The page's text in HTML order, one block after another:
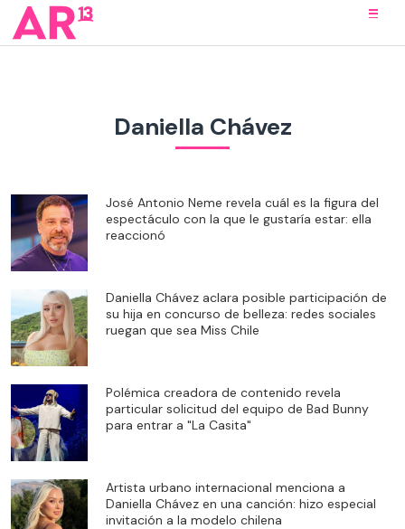
Daniella Chávez
José Antonio Neme revela cuál es la figura del
espectáculo con la que le gustaría estar: ella
reaccionó
Daniella Chávez aclara posible participación de
su hija en concurso de belleza: redes sociales
ruegan que sea Miss Chile
Polémica creadora de contenido revela
particular solicitud del equipo de Bad Bunny
para entrar a "La Casita"
Artista urbano internacional menciona a
Daniella Chávez en una canción: hizo especial
invitación a la modelo chilena